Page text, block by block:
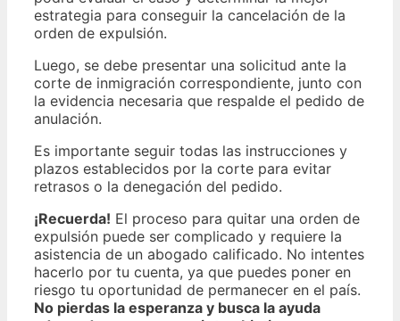
estrategia para conseguir la cancelación de la
orden de expulsión.
Luego, se debe presentar una solicitud ante la
corte de inmigración correspondiente, junto con
la evidencia necesaria que respalde el pedido de
anulación.
Es importante seguir todas las instrucciones y
plazos establecidos por la corte para evitar
retrasos o la denegación del pedido.
¡Recuerda! El proceso para quitar una orden de
expulsión puede ser complicado y requiere la
asistencia de un abogado calificado. No intentes
hacerlo por tu cuenta, ya que puedes poner en
riesgo tu oportunidad de permanecer en el país.
No pierdas la esperanza y busca la ayuda